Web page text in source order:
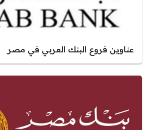
عناوين فروع البنك العربي في مصر